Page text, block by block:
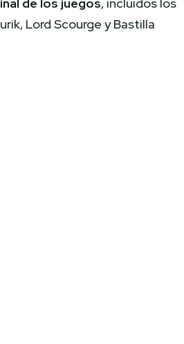
de los juegos, incluidos los
Lord Scourge y Bastilla